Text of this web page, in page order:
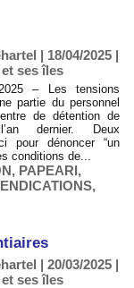
| 18/04/2025 |
ses îles
– Les tensions
partie du personnel
de détention de
dernier. Deux
pour dénoncer “un
conditions de...
, PAPEARI,
,
| 20/03/2025 |
ses îles